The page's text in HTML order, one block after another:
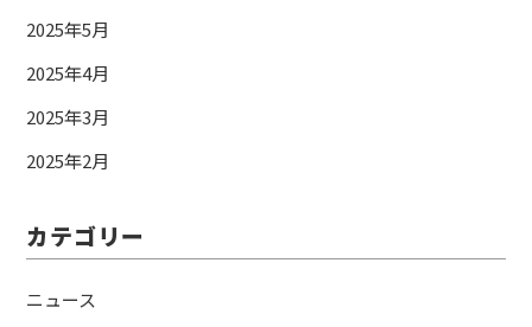
2025年5月
2025年4月
2025年3月
2025年2月
カテゴリー
ニュース